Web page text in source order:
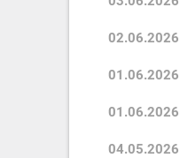
02.06.2026
01.06.2026
01.06.2026
04.05.2026